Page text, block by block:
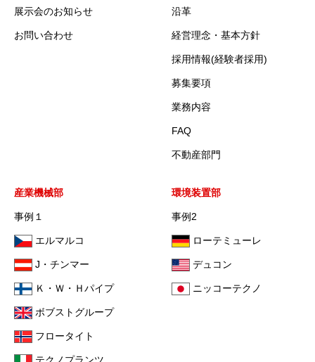
展示会のお知らせ
お問い合わせ
沿革
経営理念・基本方針
採用情報(経験者採用)
募集要項
業務内容
FAQ
不動産部門
産業機械部
事例１
エルマルコ
J・チンマー
Ｋ・Ｗ・Ｈパイプ
ボブストグループ
フロータイト
環境装置部
事例2
ローテミューレ
デュコン
ニッコーテクノ